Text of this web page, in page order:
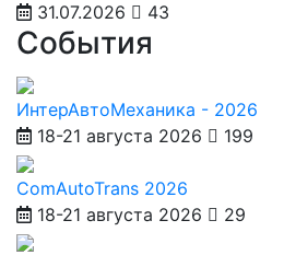
31.07.2026
43
События
ИнтерАвтоМеханика - 2026
18-21 августа 2026
199
ComAutoTrans 2026
18-21 августа 2026
29